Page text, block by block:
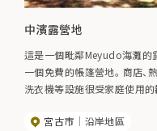
中濱露營地
這是一個毗鄰Meyudo海灘的
一個免費的帳篷營地。 商店、
洗衣機等設施很受家庭使用的
以參加海上皮划艇課程，所以
宮古市 沿岸地區